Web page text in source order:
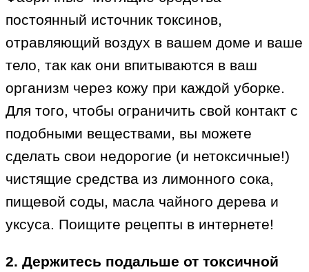
постоянный источник токсинов,
отравляющий воздух в вашем доме и ваше
тело, так как они впитываются в ваш
организм через кожу при каждой уборке.
Для того, чтобы ограничить свой контакт с
подобными веществами, вы можете
сделать свои недорогие (и нетоксичные!)
чистящие средства из лимонного сока,
пищевой соды, масла чайного дерева и
уксуса. Поищите рецепты в интернете!
2. Держитесь подальше от токсичной